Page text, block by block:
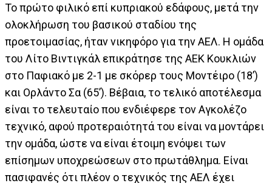
Το πρώτο φιλικό επί κυπριακού εδάφους, μετά την
ολοκλήρωση του βασικού σταδίου της
προετοιμασίας, ήταν νικηφόρο για την ΑΕΛ. Η ομάδα
του Λίτο Βιντιγκάλ επικράτησε της ΑΕΚ Κουκλιών
στο Παφιακό με 2-1 με σκόρερ τους Μοντέιρο (18’)
και Ορλάντο Σα (65’). Βέβαια, το τελικό αποτέλεσμα
είναι το τελευταίο που ενδιέφερε τον Αγκολέζο
τεχνικό, αφού προτεραιότητά του είναι να μοντάρει
την ομάδα, ώστε να είναι έτοιμη ενόψει των
επίσημων υποχρεώσεων στο πρωτάθλημα. Είναι
πασιφανές ότι πλέον ο τεχνικός της ΑΕΛ έχει